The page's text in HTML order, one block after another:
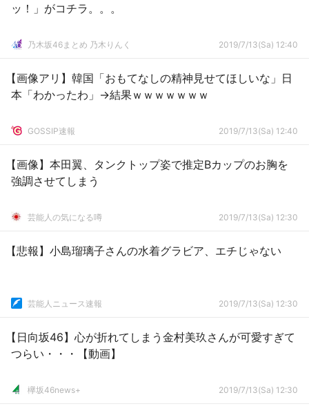
ッ！」がコチラ。。。
乃木坂46まとめ 乃木りんく 2019/7/13(Sa) 12:40
【画像アリ】韓国「おもてなしの精神見せてほしいな」日
本「わかったわ」→結果ｗｗｗｗｗｗｗ
GOSSIP速報 2019/7/13(Sa) 12:40
【画像】本田翼、タンクトップ姿で推定Bカップのお胸を
強調させてしまう
芸能人の気になる噂 2019/7/13(Sa) 12:30
【悲報】小島瑠璃子さんの水着グラビア、エチじゃない
芸能人ニュース速報 2019/7/13(Sa) 12:30
【日向坂46】心が折れてしまう金村美玖さんが可愛すぎて
つらい・・・【動画】
欅坂46news+ 2019/7/13(Sa) 12:30